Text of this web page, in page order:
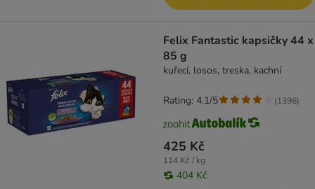
Felix Fantastic kapsičky 44 x
85 g
kuřecí, losos, treska, kachní
425 Kč
114 Kč / kg
404 Kč
Rating: 4.1/5 (1396)